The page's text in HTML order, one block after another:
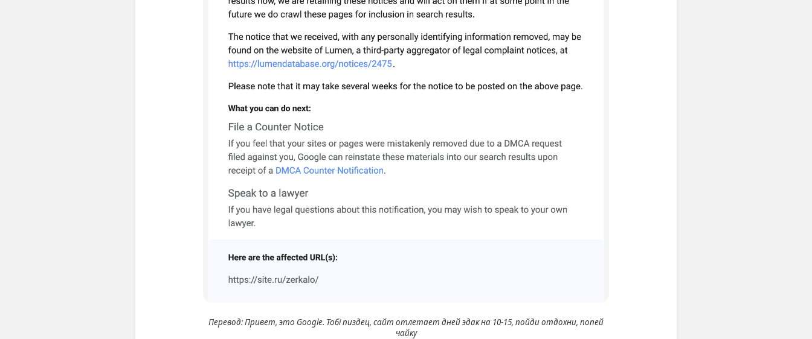
Перевод: Привет, это Google. Тобi пиздец, сайт отлетает дней эдак на 10-15, пойди отдохни, попей
чайку